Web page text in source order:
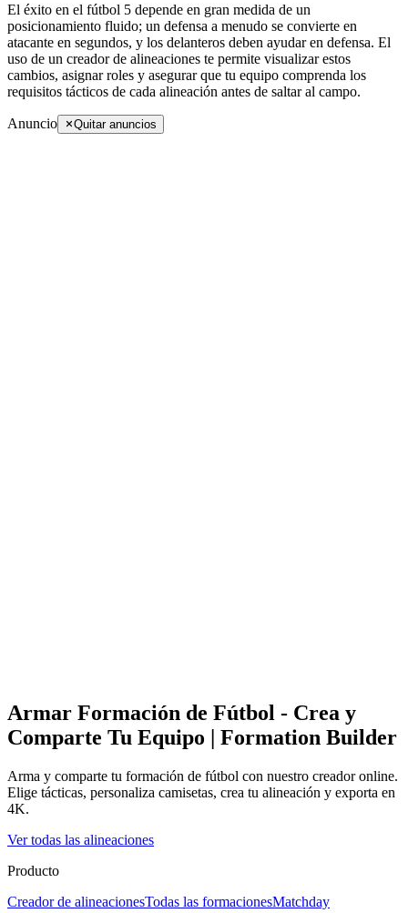
El éxito en el fútbol 5 depende en gran medida de un
posicionamiento fluido; un defensa a menudo se convierte en
atacante en segundos, y los delanteros deben ayudar en defensa. El
uso de un creador de alineaciones te permite visualizar estos
cambios, asignar roles y asegurar que tu equipo comprenda los
requisitos tácticos de cada alineación antes de saltar al campo.
Anuncio Quitar anuncios
Armar Formación de Fútbol - Crea y
Comparte Tu Equipo | Formation Builder
Arma y comparte tu formación de fútbol con nuestro creador online.
Elige tácticas, personaliza camisetas, crea tu alineación y exporta en
4K.
Ver todas las alineaciones
Producto
Creador de alineacionesTodas las formacionesMatchday